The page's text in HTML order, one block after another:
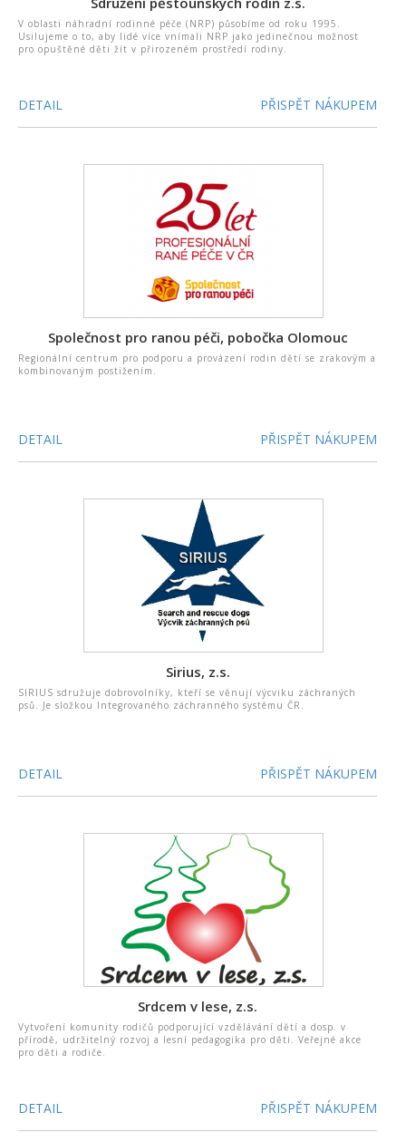
V oblasti náhradní rodinné péče (NRP) působíme od roku 1995.
Usilujeme o to, aby lidé více vnímali NRP jako jedinečnou možnost
pro opuštěné děti žít v přirozeném prostředí rodiny.
DETAIL PŘISPĚT NÁKUPEM
Společnost pro ranou péči, pobočka Olomouc
Regionální centrum pro podporu a provázení rodin dětí se zrakovým a
kombinovaným postižením.
DETAIL PŘISPĚT NÁKUPEM
Sirius, z.s.
SIRIUS sdružuje dobrovolníky, kteří se věnují výcviku záchraných
psů. Je složkou Integrovaného záchranného systému ČR.
DETAIL PŘISPĚT NÁKUPEM
Srdcem v lese, z.s.
Vytvoření komunity rodičů podporující vzdělávání dětí a dosp. v
přírodě, udržitelný rozvoj a lesní pedagogika pro děti. Veřejné akce
pro děti a rodiče.
DETAIL PŘISPĚT NÁKUPEM